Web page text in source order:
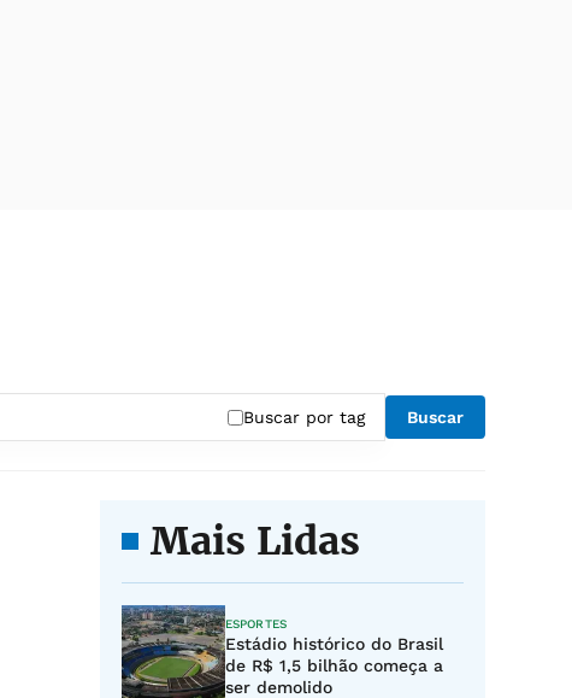
Buscar por tag Buscar
Mais Lidas
ESPORTES
Estádio histórico do Brasil
de R$ 1,5 bilhão começa a
ser demolido